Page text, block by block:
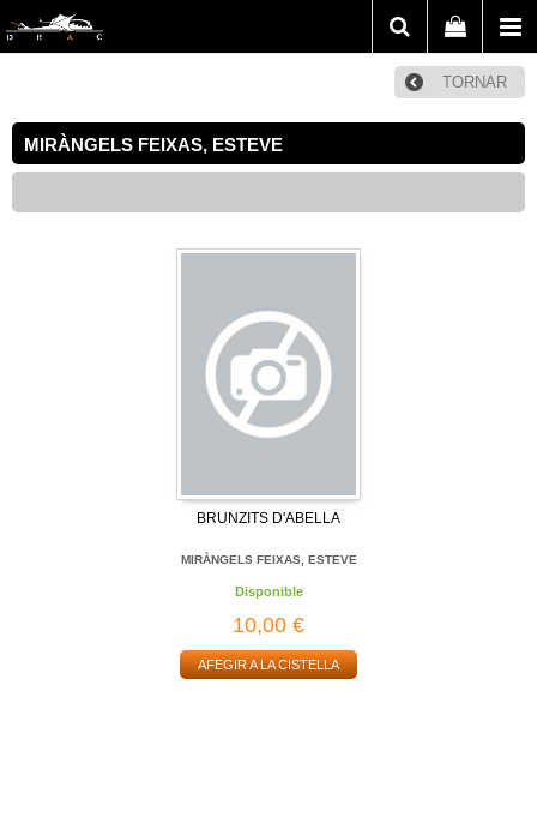
TORNAR
MIRÀNGELS FEIXAS, ESTEVE
BRUNZITS D'ABELLA
MIRÀNGELS FEIXAS, ESTEVE
Disponible
10,00 €
AFEGIR A LA CISTELLA